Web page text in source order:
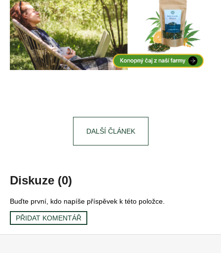
DALŠÍ ČLÁNEK
Diskuze (0)
Buďte první, kdo napíše příspěvek k této položce.
PŘIDAT KOMENTÁŘ